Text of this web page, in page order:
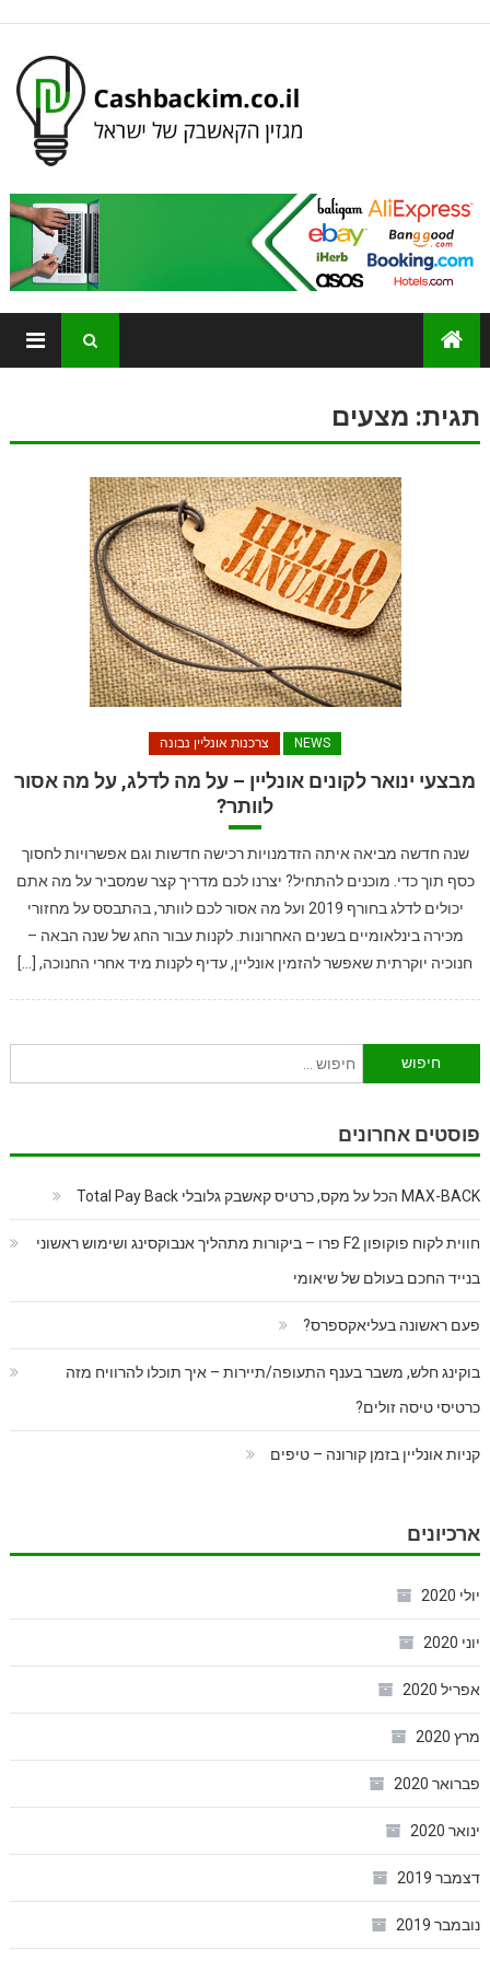
תגית: מצעים
NEWS צרכנות אונליין נבונה
מבצעי ינואר לקונים אונליין – על מה לדלג, על מה אסור
לוותר?
שנה חדשה מביאה איתה הזדמנויות רכישה חדשות וגם אפשרויות לחסוך
כסף תוך כדי. מוכנים להתחיל? יצרנו לכם מדריך קצר שמסביר על מה אתם
יכולים לדלג בחורף 2019 ועל מה אסור לכם לוותר, בהתבסס על מחזורי
מכירה בינלאומיים בשנים האחרונות. לקנות עבור החג של שנה הבאה –
חנוכיה יוקרתית שאפשר להזמין אונליין, עדיף לקנות מיד אחרי החנוכה, […]
חיפוש:
פוסטים אחרונים
MAX-BACK הכל על מקס, כרטיס קאשבק גלובלי Total Pay Back
חווית לקוח פוקופון F2 פרו – ביקורות מתהליך אנבוקסינג ושימוש ראשוני
בנייד החכם בעולם של שיאומי
פעם ראשונה בעליאקספרס?
בוקינג חלש, משבר בענף התעופה/תיירות – איך תוכלו להרוויח מזה
כרטיסי טיסה זולים?
קניות אונליין בזמן קורונה – טיפים
ארכיונים
יולי 2020
יוני 2020
אפריל 2020
מרץ 2020
פברואר 2020
ינואר 2020
דצמבר 2019
נובמבר 2019